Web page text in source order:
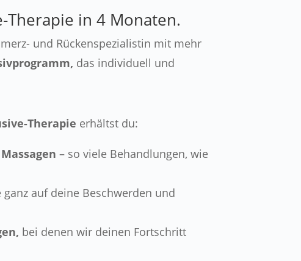
Therapie in 4 Monaten.
und Rückenspezialistin mit mehr
das individuell und
Therapie erhältst du:
– so viele Behandlungen, wie
ganz auf deine Beschwerden und
bei denen wir deinen Fortschritt